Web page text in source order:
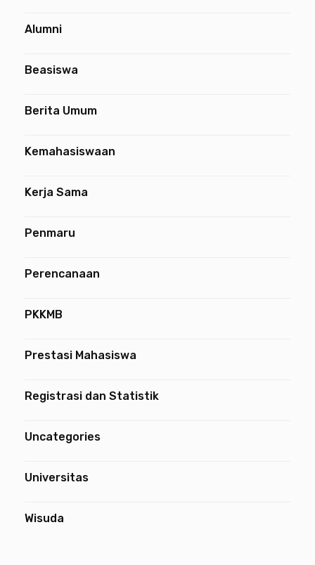
Alumni
Beasiswa
Berita Umum
Kemahasiswaan
Kerja Sama
Penmaru
Perencanaan
PKKMB
Prestasi Mahasiswa
Registrasi dan Statistik
Uncategories
Universitas
Wisuda